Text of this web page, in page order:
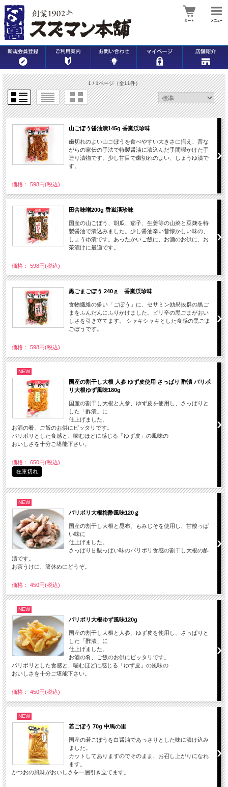
1 / 1ページ（全11件）
山ごぼう醤油漬145g 香嵐渓珍味
歯切れのよい山ごぼうを食べやすい大きさに揃え、昔な
がらの家伝の手法で特製醤油に漬込んだ手間暇かけた手
造り漬物です。少し甘目で歯切れのよい、しょうゆ漬で
す。
価格： 598円(税込)
田舎味噌200g 香嵐渓珍味
国産の山ごぼう、胡瓜、茄子、生姜等の山菜と豆麹を特
製醤油で漬込みました。少し醤油辛い昔懐かしい味の、
しょうゆ漬です。あったかいご飯に、お酒のお供に、お
茶漬けに最適です。
価格： 598円(税込)
黒ごまごぼう 240ｇ 香嵐渓珍味
食物繊維の多い「ごぼう」に、セサミン効果抜群の黒ご
まをふんだんにふりかけました。ピリ辛の黒ごまがおい
しさを引き立てます。 シャキシャキとした食感の黒ごま
ごぼうです。
価格： 598円(税込)
NEW
国産の割干し大根 人参 ゆず皮使用 さっぱり 酢漬 パリポ
リ大根ゆず風味180g
国産の割干し大根と人参、ゆず皮を使用し、さっぱりと
した「酢漬」に
仕上げました。
お酒の肴、ご飯のお供にピッタリです。
パリポリとした食感と、噛むほどに感じる「ゆず皮」の風味の
おいしさを十分ご堪能下さい。
価格： 650円(税込)
在庫切れ
NEW
パリポリ大根梅酢風味120ｇ
国産の割干し大根と昆布、もみじそを使用し、甘酸っぱ
い味に
仕上げました。
さっぱり甘酸っぱい味のパリポリ食感の割干し大根の酢
漬です。
お茶うけに、箸休めにどうぞ。
価格： 450円(税込)
NEW
パリポリ大根ゆず風味120g
国産の割干し大根と人参、ゆず皮を使用し、さっぱりと
した「酢漬」に
仕上げました。
お酒の肴、ご飯のお供にピッタリです。
パリポリとした食感と、噛むほどに感じる「ゆず皮」の風味の
おいしさを十分ご堪能下さい。
価格： 450円(税込)
NEW
若ごぼう 70g 中馬の里
国産の若ごぼうを白醤油であっさりとした味に漬け込み
ました。
カットしてありますのでそのまま、お召し上がりになれ
ます。
かつおの風味がおいしさを一層引き立てます。